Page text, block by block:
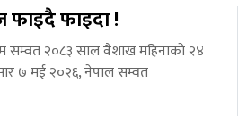
फाइदै फाइदा !
सम्वत २०८३ साल वैशाख महिनाको २४
७ मई २०२६, नेपाल सम्वत